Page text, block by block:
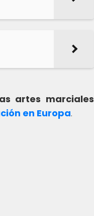
artes marciales
en Europa.